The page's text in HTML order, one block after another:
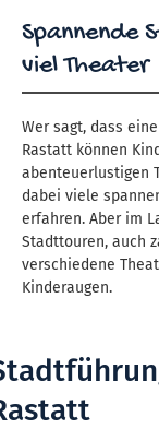
Spannende
viel Theater
Wer sagt, dass
Rastatt können
abenteuerlustigen
dabei viele
erfahren. Aber im
Stadttouren, auch
verschiedene
Kinderaugen.